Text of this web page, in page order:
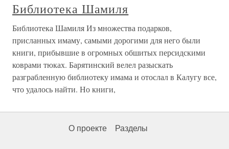
Библиотека Шамиля
Библиотека Шамиля Из множества подарков,
присланных имаму, самыми дорогими для него были
книги, прибывшие в огромных обшитых персидскими
коврами тюках. Барятинский велел разыскать
разграбленную библиотеку имама и отослал в Калугу все,
что удалось найти. Но книги,
О проекте Разделы